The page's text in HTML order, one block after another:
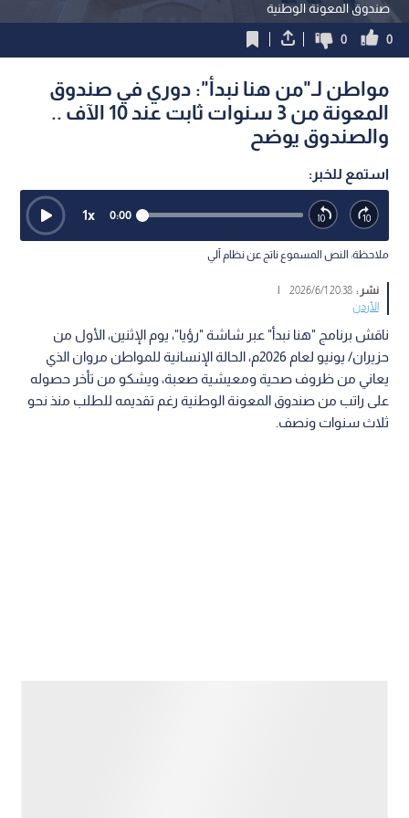
صندوق المعونة الوطنية
0
0
مواطن لـ"من هنا نبدأ": دوري في صندوق
المعونة من 3 سنوات ثابت عند 10 الآف ..
والصندوق يوضح
استمع للخبر:
0:00
1x
ملاحظة: النص المسموع ناتج عن نظام آلي
نشر :20:38 2026/6/1
|
الأردن
ناقش برنامج "هنا نبدأ" عبر شاشة "رؤيا"، يوم الإثنين، الأول من
حزيران/ يونيو لعام 2026م، الحالة الإنسانية للمواطن مروان الذي
يعاني من ظروف صحية ومعيشية صعبة، ويشكو من تأخر حصوله
على راتب من صندوق المعونة الوطنية رغم تقديمه للطلب منذ نحو
ثلاث سنوات ونصف.